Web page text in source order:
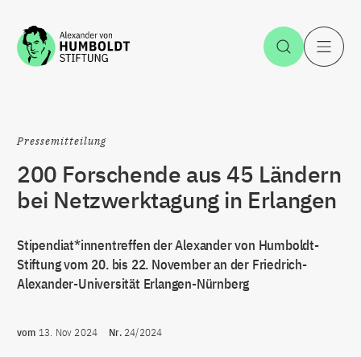
Zum Inhalt springen Suche
Pressemitteilung
200 Forschende aus 45 Ländern
bei Netzwerktagung in Erlangen
Stipendiat*innentreffen der Alexander von Humboldt-
Stiftung vom 20. bis 22. November an der Friedrich-
Alexander-Universität Erlangen-Nürnberg
vom 13. Nov 2024 Nr.24/2024